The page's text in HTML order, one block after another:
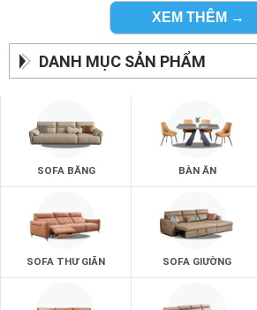
Những kiểu dáng ghế sofa đẹp
zSofa là địa chỉ đảm bảo cung cấp
kiểu dáng ghế sofa ưng ý nhất.
Đó là những kiểu dáng ghế sofa độc
màu sắc đẹp nhất dành cho mọi tổng
khách.
Với những kích thước tiêu chuẩn và
XEM THÊM →
DANH MỤC SẢN PHẨM
SOFA BĂNG BÀN ĂN
SOFA THƯ GIÃN SOFA GIƯỜNG